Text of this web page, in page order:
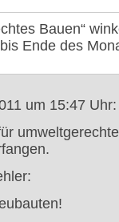
Bauen“
Ende des
um 15:47 Uhr: